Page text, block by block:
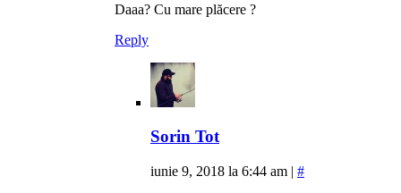
Daaa? Cu mare plăcere ?
Reply
Sorin Tot
iunie 9, 2018 la 6:44 am | #